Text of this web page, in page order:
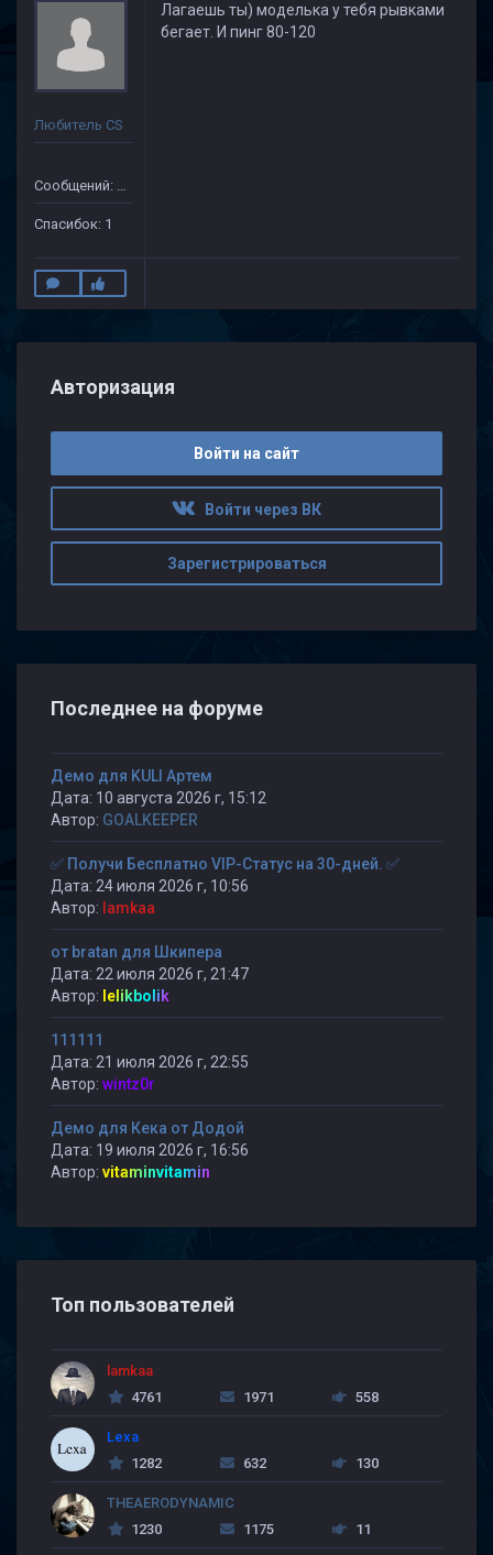
Любитель CS
Сообщений: 33
Спасибок: 1
Лагаешь ты) моделька у тебя рывками
бегает. И пинг 80-120
Авторизация
Войти на сайт
Войти через ВК
Зарегистрироваться
Последнее на форуме
Демо для KULI Артем
Дата: 10 августа 2026 г, 15:12
Автор: GOALKEEPER
✅ Получи Бесплатно VIP-Статус на 30-дней. ✅
Дата: 24 июля 2026 г, 10:56
Автор: lamkaa
от bratan для Шкипера
Дата: 22 июля 2026 г, 21:47
Автор: lelikbolik
111111
Дата: 21 июля 2026 г, 22:55
Автор: wintz0r
Демо для Кека от Додой
Дата: 19 июля 2026 г, 16:56
Автор: vitaminvitamin
Топ пользователей
lamkaa
4761
1971 558
Lexa
1282
632 130
THEAERODYNAMIC
1230
1175 11